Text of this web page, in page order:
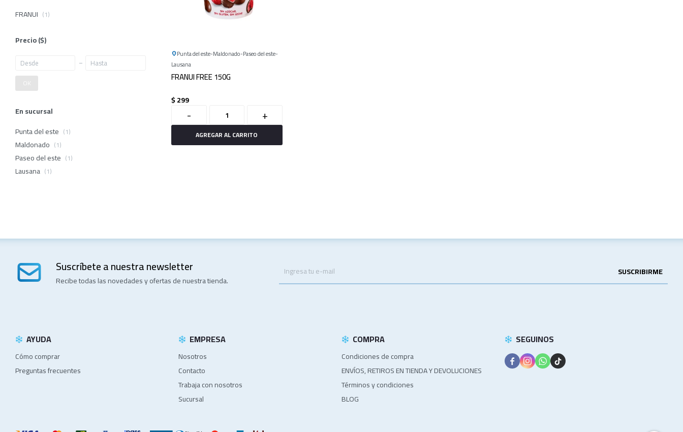
Punta del este Maldonado Paseo del este
Lausana
FRANUI FREE 150G
$299
- +
FRANUI (1)
Precio($)
OK
En sucursal
Punta del este (1)
Maldonado (1)
Paseo del este (1)
Lausana (1)
Suscríbete a nuestra newsletter
Recibe todas las novedades y ofertas de nuestra tienda.
SUSCRIBIRME
AYUDA
Cómo comprar
Preguntas frecuentes
EMPRESA
Nosotros
Contacto
Trabaja con nosotros
Sucursal
COMPRA
Condiciones de compra
ENVÍOS, RETIROS EN TIENDA Y DEVOLUCIONES
Términos y condiciones
BLOG
SEGUINOS
   